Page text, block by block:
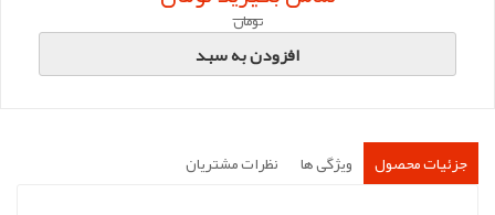
تومان
افزودن به سبد
جزئیات محصول ویژگی ها نظرات مشتریان